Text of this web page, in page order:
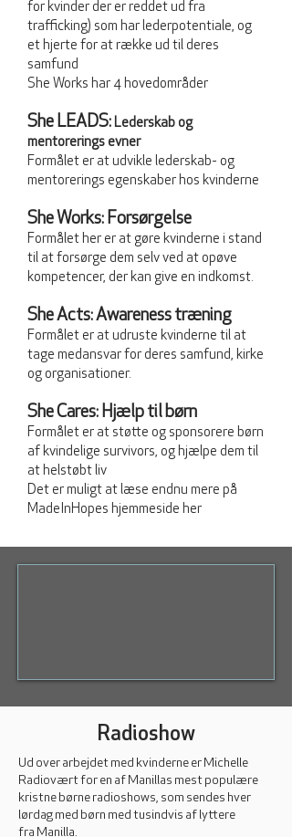
for kvinder der er reddet ud fra
trafficking) som har lederpotentiale, og
et hjerte for at række ud til deres
samfund
She Works har 4 hovedområder
She LEADS: Lederskab og
mentorerings evner
Formålet er at udvikle lederskab- og
mentorerings egenskaber hos kvinderne
She Works: Forsørgelse
Formålet her er at gøre kvinderne i stand
til at forsørge dem selv ved at opøve
kompetencer, der kan give en indkomst.
She Acts: Awareness træning
Formålet er at udruste kvinderne til at
tage medansvar for deres samfund, kirke
og organisationer.
She Cares: Hjælp til børn
Formålet er at støtte og sponsorere børn
af kvindelige survivors, og hjælpe dem til
at helstøbt liv
Det er muligt at læse endnu mere på
MadeInHopes hjemmeside her
Radioshow
Ud over arbejdet med kvinderne er Michelle
Radiovært for en af Manillas mest populære
kristne børne radioshows, som sendes hver
lørdag med børn med tusindvis af lyttere
fra Manilla.